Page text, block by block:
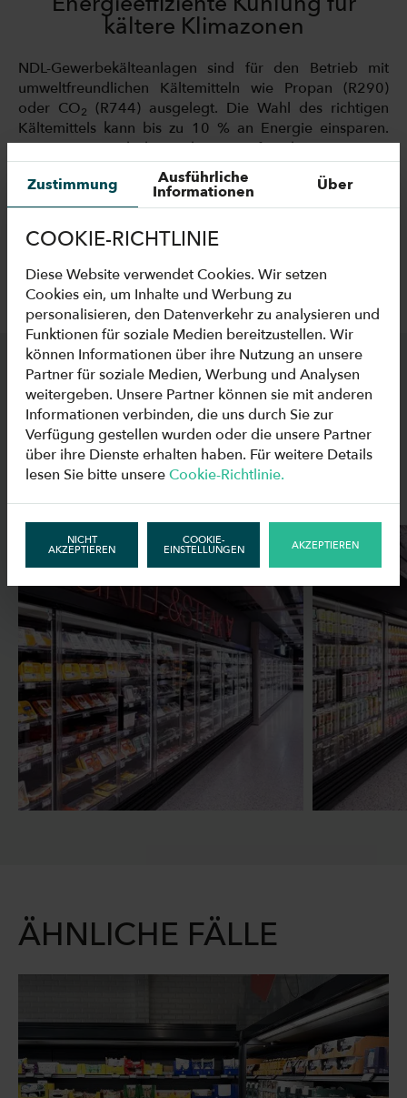
kältere Klimazonen
NDL-Gewerbekälteanlagen sind für den Betrieb mit
umweltfreundlichen Kältemitteln wie Propan (R290)
oder CO2
(R744) ausgelegt. Die Wahl des richtigen
Kältemittels kann bis zu 10 % an Energie einsparen.
CO eignet sich besonders gut für den Einsatz in
gemäßigten bis kalten Klimazonen. Der finnische
SupermarktK-Market Station Kupitta
liegt in einem Land
mit eher niedrigen Temperaturen. Deshalb entschieden
sich die Verantwortlichen für NDL-Kühlmöbel, die in
einem Verbundsystem arbeiten und mit dem Kältemittel
CO2betrieben werden.
MEHR BILDER AUS
DEM SUPERMARKT
ANSEHEN
ÄHNLICHE FÄLLE
Zustimmung Ausführliche
Informationen Über
COOKIE-RICHTLINIE
Diese Website verwendet Cookies. Wir setzen
Cookies ein, um Inhalte und Werbung zu
personalisieren, den Datenverkehr zu analysieren und
Funktionen für soziale Medien bereitzustellen. Wir
können Informationen über ihre Nutzung an unsere
Partner für soziale Medien, Werbung und Analysen
weitergeben. Unsere Partner können sie mit anderen
Informationen verbinden, die uns durch Sie zur
Verfügung gestellen wurden oder die unsere Partner
über ihre Dienste erhalten haben. Für weitere Details
lesen Sie bitte unsereCookie-Richtlinie.
NICHT
AKZEPTIEREN
COOKIE-
EINSTELLUNGEN AKZEPTIEREN